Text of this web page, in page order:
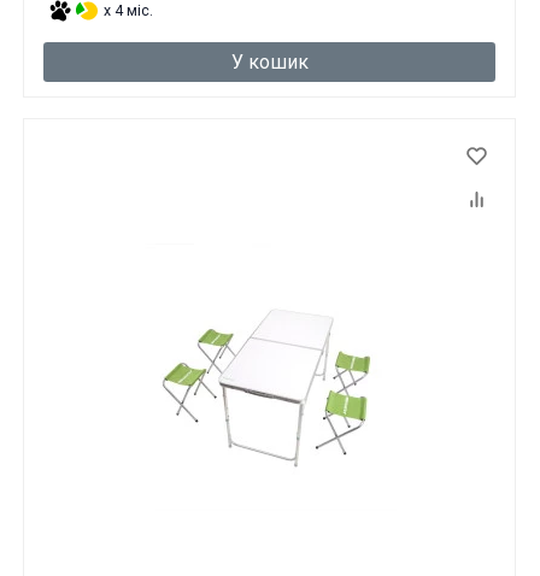
x 4 міс.
У кошик